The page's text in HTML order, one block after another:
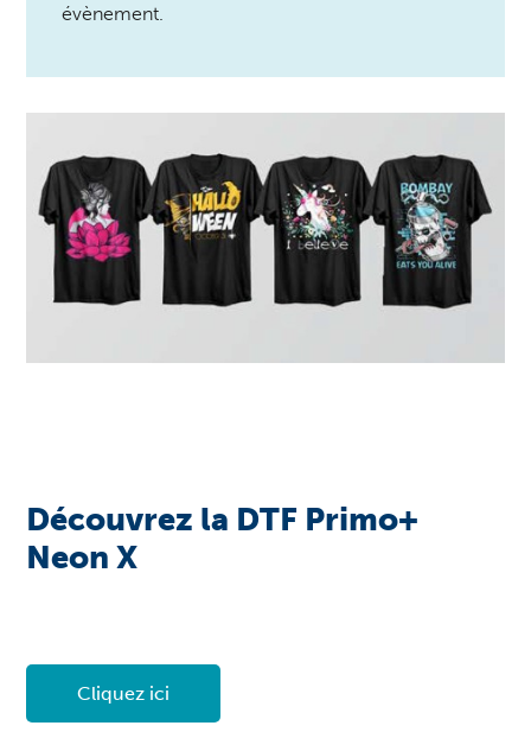
évènement.
Découvrez la DTF Primo+
Neon X
Cliquez ici